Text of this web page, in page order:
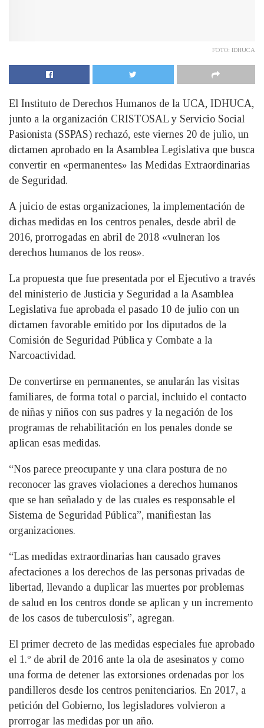
FOTO: IDHUCA
El Instituto de Derechos Humanos de la UCA, IDHUCA,
junto a la organización CRISTOSAL y Servicio Social
Pasionista (SSPAS) rechazó, este viernes 20 de julio, un
dictamen aprobado en la Asamblea Legislativa que busca
convertir en «permanentes» las Medidas Extraordinarias
de Seguridad.
A juicio de estas organizaciones, la implementación de
dichas medidas en los centros penales, desde abril de
2016, prorrogadas en abril de 2018 «vulneran los
derechos humanos de los reos».
La propuesta que fue presentada por el Ejecutivo a través
del ministerio de Justicia y Seguridad a la Asamblea
Legislativa fue aprobada el pasado 10 de julio con un
dictamen favorable emitido por los diputados de la
Comisión de Seguridad Pública y Combate a la
Narcoactividad.
De convertirse en permanentes, se anularán las visitas
familiares, de forma total o parcial, incluido el contacto
de niñas y niños con sus padres y la negación de los
programas de rehabilitación en los penales donde se
aplican esas medidas.
“Nos parece preocupante y una clara postura de no
reconocer las graves violaciones a derechos humanos
que se han señalado y de las cuales es responsable el
Sistema de Seguridad Pública”, manifiestan las
organizaciones.
“Las medidas extraordinarias han causado graves
afectaciones a los derechos de las personas privadas de
libertad, llevando a duplicar las muertes por problemas
de salud en los centros donde se aplican y un incremento
de los casos de tuberculosis”, agregan.
El primer decreto de las medidas especiales fue aprobado
el 1.º de abril de 2016 ante la ola de asesinatos y como
una forma de detener las extorsiones ordenadas por los
pandilleros desde los centros penitenciarios. En 2017, a
petición del Gobierno, los legisladores volvieron a
prorrogar las medidas por un año.